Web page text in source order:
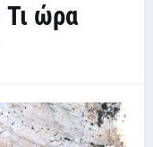
Τι ώρα